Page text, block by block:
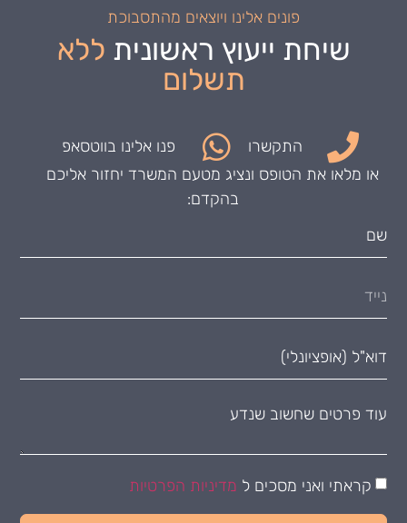
פונים אלינו ויוצאים מהתסבוכת
שיחת ייעוץ ראשונית ללא
תשלום
התקשרו
פנו אלינו בווטסאפ
או מלאו את הטופס ונציג מטעם המשרד יחזור אליכם
בהקדם:
קראתי ואני מסכים ל מדיניות הפרטיות